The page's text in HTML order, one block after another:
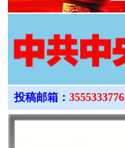
投稿邮箱：